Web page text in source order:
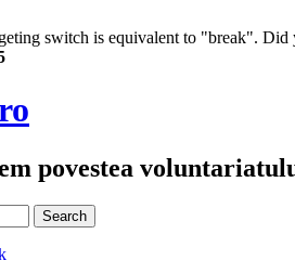
switch is equivalent to "break". Did
povestea